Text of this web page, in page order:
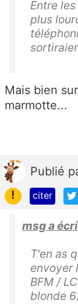
Entre
plus
Mais bien
marmotte...
Publié
!
citer
msg a
T'en as
envoyer
BFM /
blonde